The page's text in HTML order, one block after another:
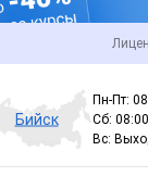
Бийск
Пн-Пт:
Сб:
Вс: